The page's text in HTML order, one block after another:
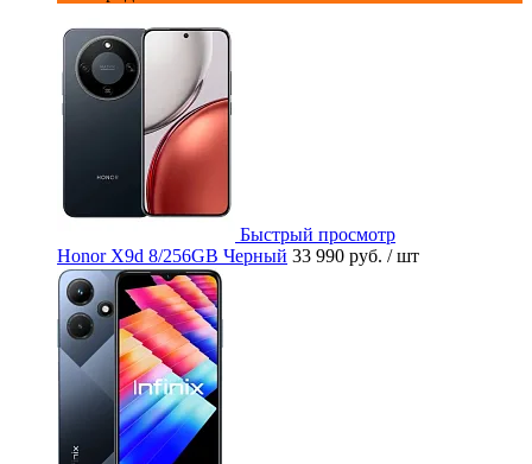
Быстрый просмотр
Honor X9d 8/256GB Черный 33 990 руб. / шт